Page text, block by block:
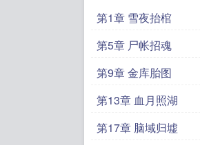
第1章 雪夜抬棺
第5章 尸帐招魂
第9章 金库胎图
第13章 血月照湖
第17章 脑域归墟